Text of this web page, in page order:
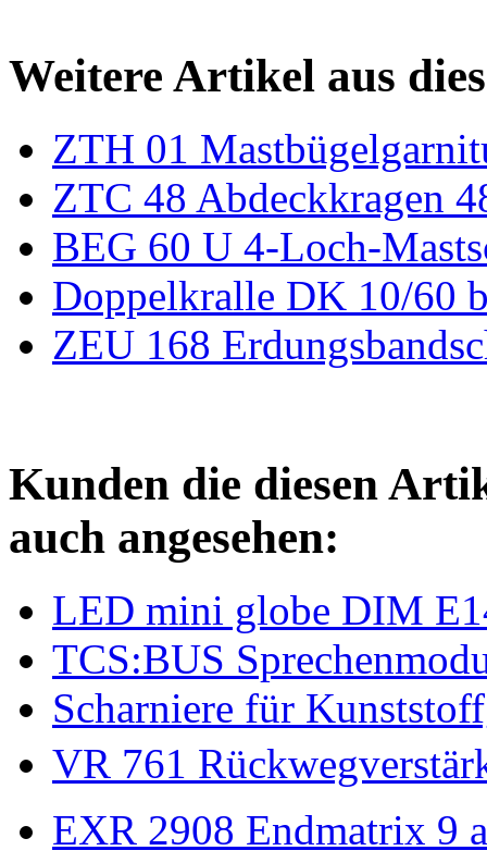
Weitere Artikel aus
ZTH 01
ZTC 48 Abdeckkragen
BEG 60 U 4-Loch-
Doppelkralle DK 10/60
ZEU 168
Kunden die diesen
auch angesehen:
LED mini globe DIM
TCS:BUS
Scharniere für
VR 761
EXR 2908 Endmatrix 9